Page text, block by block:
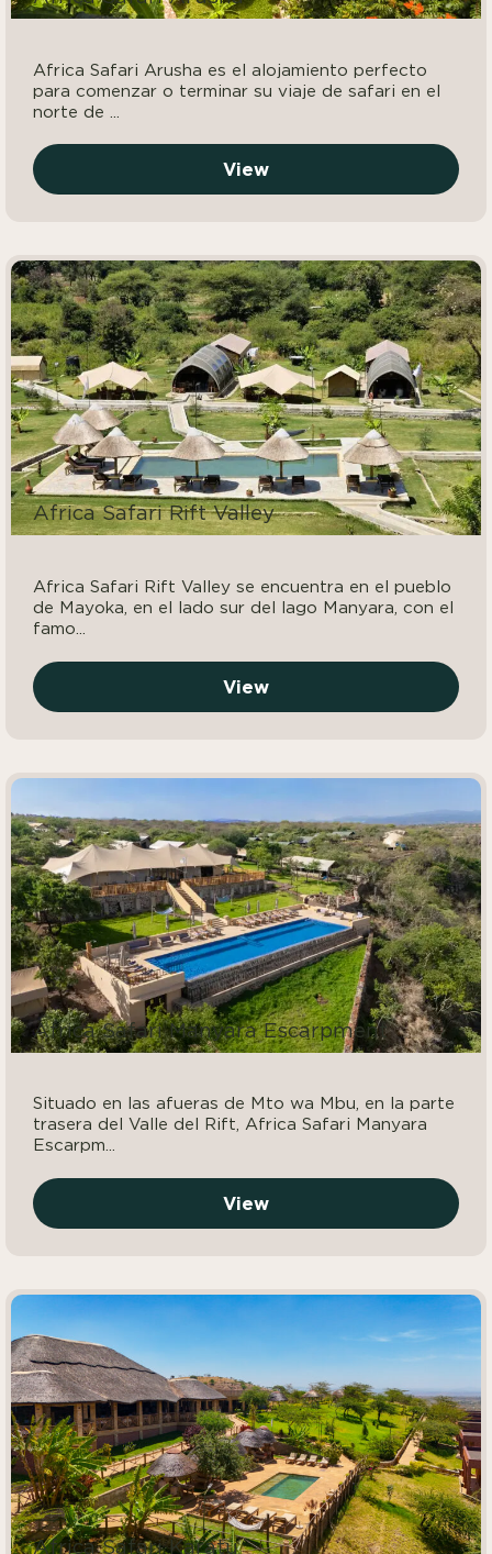
Africa Safari Arusha es el alojamiento perfecto
para comenzar o terminar su viaje de safari en el
norte de ...
View
Africa Safari Rift Valley
Africa Safari Rift Valley se encuentra en el pueblo
de Mayoka, en el lado sur del lago Manyara, con el
famo...
View
Africa Safari Manyara Escarpment
Situado en las afueras de Mto wa Mbu, en la parte
trasera del Valle del Rift, Africa Safari Manyara
Escarpm...
View
Africa Safari Karatu